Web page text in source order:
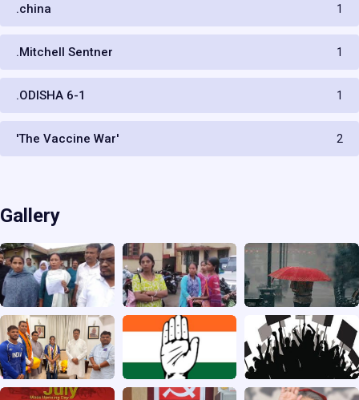
.china 1
.Mitchell Sentner 1
.ODISHA 6-1 1
'The Vaccine War' 2
Gallery